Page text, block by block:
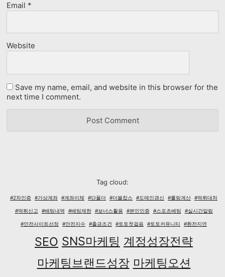
Email *
Website
Save my name, email, and website in this browser for the
next time I comment.
Tag cloud:
#2차인증 #가상계좌 #계좌이체 #단폴더 #더블찹스 #도메인갱신 #롤링계산 #먹튀대처
#먹튀신고 #배팅내역 #배팅제한 #보너스활용 #본인인증 #스포츠베팅 #실시간알림
#안전사이트선정 #안전지수 #출금조건 #토토첫걸음 #토토커뮤니티 #환전지연
SEO SNS마케팅 계정성장전략
마케팅브랜드성장 마케팅오션